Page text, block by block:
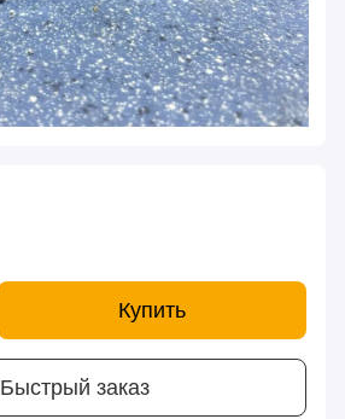
Купить
Быстрый заказ